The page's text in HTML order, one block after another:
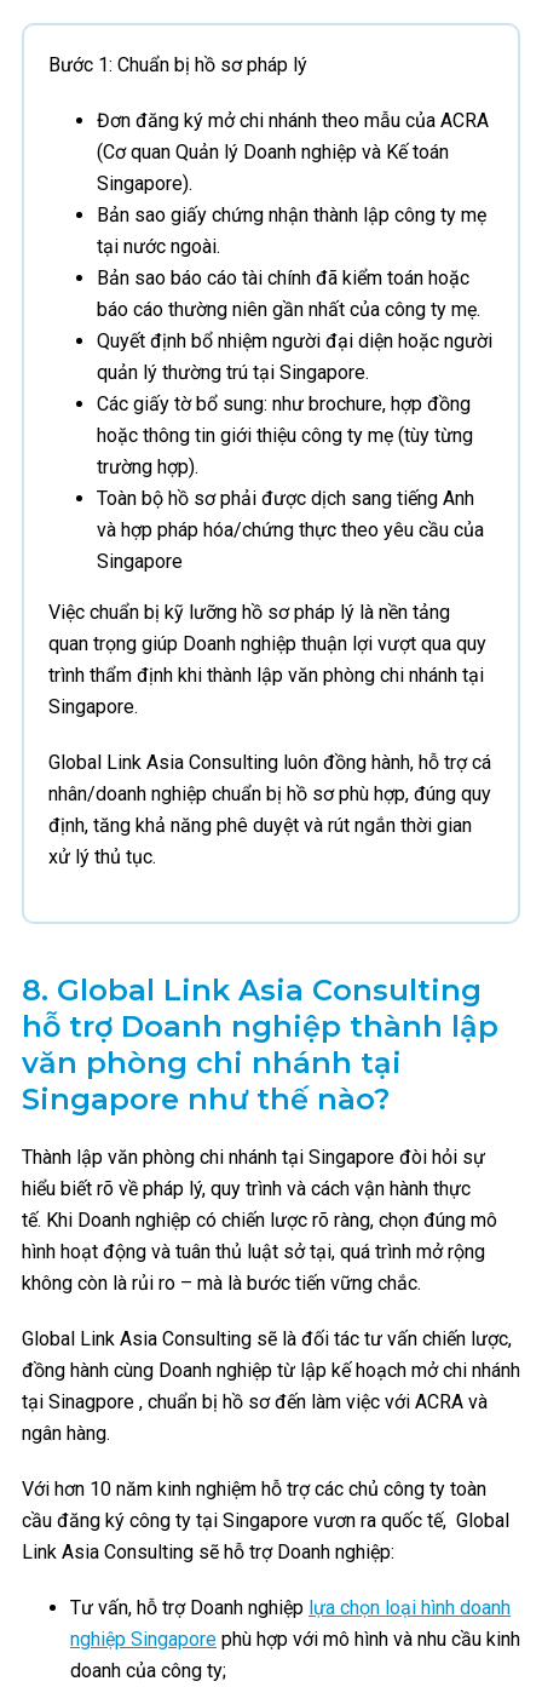
Bước 1: Chuẩn bị hồ sơ pháp lý
Đơn đăng ký mở chi nhánh theo mẫu của ACRA
(Cơ quan Quản lý Doanh nghiệp và Kế toán
Singapore).
Bản sao giấy chứng nhận thành lập công ty mẹ
tại nước ngoài.
Bản sao báo cáo tài chính đã kiểm toán hoặc
báo cáo thường niên gần nhất của công ty mẹ.
Quyết định bổ nhiệm người đại diện hoặc người
quản lý thường trú tại Singapore.
Các giấy tờ bổ sung: như brochure, hợp đồng
hoặc thông tin giới thiệu công ty mẹ (tùy từng
trường hợp).
Toàn bộ hồ sơ phải được dịch sang tiếng Anh
và hợp pháp hóa/chứng thực theo yêu cầu của
Singapore
Việc chuẩn bị kỹ lưỡng hồ sơ pháp lý là nền tảng
quan trọng giúp Doanh nghiệp thuận lợi vượt qua quy
trình thẩm định khi thành lập văn phòng chi nhánh tại
Singapore.
Global Link Asia Consulting luôn đồng hành, hỗ trợ cá
nhân/doanh nghiệp chuẩn bị hồ sơ phù hợp, đúng quy
định, tăng khả năng phê duyệt và rút ngắn thời gian
xử lý thủ tục.
8. Global Link Asia Consulting
hỗ trợ Doanh nghiệp thành lập
văn phòng chi nhánh tại
Singapore như thế nào?
Thành lập văn phòng chi nhánh tại Singapore đòi hỏi sự
hiểu biết rõ về pháp lý, quy trình và cách vận hành thực
tế. Khi Doanh nghiệp có chiến lược rõ ràng, chọn đúng mô
hình hoạt động và tuân thủ luật sở tại, quá trình mở rộng
không còn là rủi ro – mà là bước tiến vững chắc.
Global Link Asia Consulting sẽ là đối tác tư vấn chiến lược,
đồng hành cùng Doanh nghiệp từ lập kế hoạch mở chi nhánh
tại Sinagpore , chuẩn bị hồ sơ đến làm việc với ACRA và
ngân hàng.
Với hơn 10 năm kinh nghiệm hỗ trợ các chủ công ty toàn
cầu đăng ký công ty tại Singapore vươn ra quốc tế, Global
Link Asia Consulting sẽ hỗ trợ Doanh nghiệp:
Tư vấn, hỗ trợ Doanh nghiệp lựa chọn loại hình doanh
nghiệp Singapore phù hợp với mô hình và nhu cầu kinh
doanh của công ty;